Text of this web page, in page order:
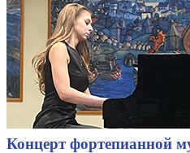
Концерт фортепианной